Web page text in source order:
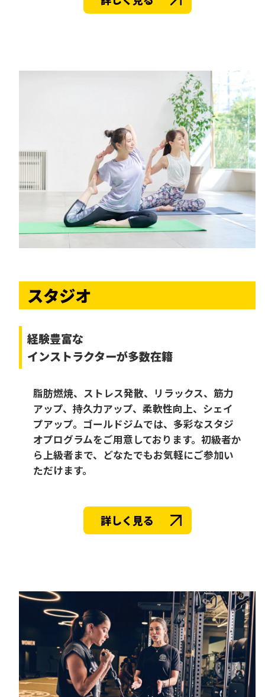
スタジオ
経験豊富な
インストラクターが多数在籍
脂肪燃焼、ストレス発散、リラックス、筋力
アップ、持久力アップ、柔軟性向上、シェイ
プアップ。ゴールドジムでは、多彩なスタジ
オプログラムをご用意しております。初級者か
ら上級者まで、どなたでもお気軽にご参加い
ただけます。
詳しく見る